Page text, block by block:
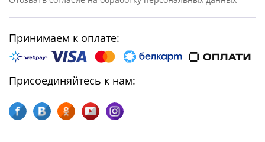
Принимаем к оплате:
Присоединяйтесь к нам: